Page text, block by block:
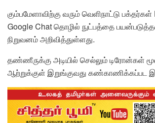
கும்பமேளாவிற்கு வரும் வெளிநாட்டு
Google Chat தொழில் நுட்பத்தை
நிறுவனம் அறிவித்துள்ளது.
தண்ணீருக்கு அடியில் செல்லும் டிரோன்கள்
ஆற்றுக்குள் இறுங்குவது கண்காணிக்கப்பட